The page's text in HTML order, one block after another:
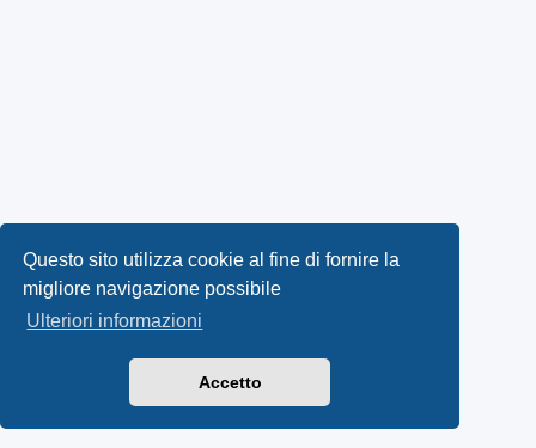
Questo sito utilizza cookie al fine di fornire la
migliore navigazione possibile
Ulteriori informazioni
Accetto